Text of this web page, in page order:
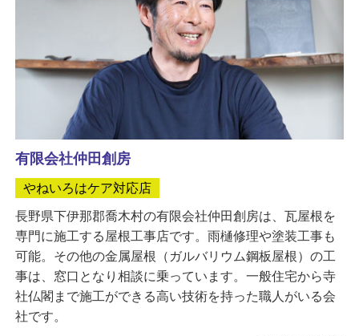
有限会社仲田創房
やねいろはケア対応店
長野県下伊那郡喬木村の有限会社仲田創房は、瓦屋根を
専門に施工する屋根工事店です。雨樋修理や塗装工事も
可能。その他の金属屋根（ガルバリウム鋼板屋根）の工
事は、窓口となり相談に乗っています。一般住宅から寺
社仏閣まで施工ができる高い技術を持った職人がいる会
社です。